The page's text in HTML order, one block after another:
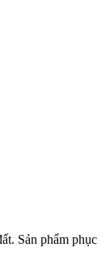
Sản phẩm phục